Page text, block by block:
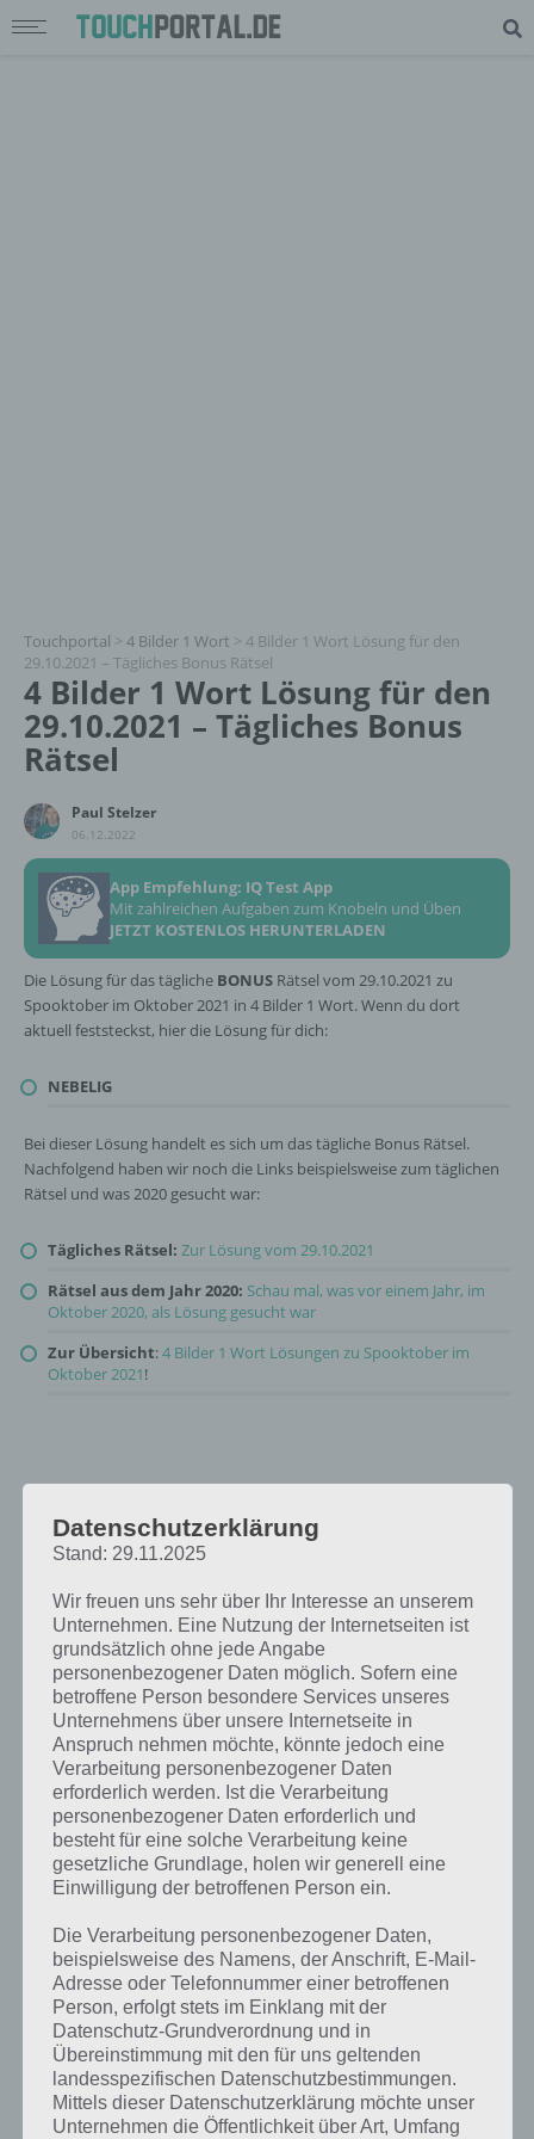
Touchportal > 4 Bilder 1 Wort > 4 Bilder 1 Wort Lösung für den
29.10.2021 – Tägliches Bonus Rätsel
4 Bilder 1 Wort Lösung für den
29.10.2021 – Tägliches Bonus
Rätsel
Paul Stelzer
06.12.2022
App Empfehlung: IQ Test App
Mit zahlreichen Aufgaben zum Knobeln und Üben
JETZT KOSTENLOS HERUNTERLADEN
Die Lösung für das tägliche BONUS Rätsel vom 29.10.2021 zu
Spooktober im Oktober 2021 in 4 Bilder 1 Wort. Wenn du dort
aktuell feststeckst, hier die Lösung für dich:
NEBELIG
Bei dieser Lösung handelt es sich um das tägliche Bonus Rätsel.
Nachfolgend haben wir noch die Links beispielsweise zum täglichen
Rätsel und was 2020 gesucht war:
Tägliches Rätsel: Zur Lösung vom 29.10.2021
Rätsel aus dem Jahr 2020: Schau mal, was vor einem Jahr, im
Oktober 2020, als Lösung gesucht war
Zur Übersicht:4 Bilder 1 Wort Lösungen zu Spooktober im
Oktober 2021!
Kurze Begriffserklärung zur Lösung
Nebelig
Nebelig ist die Lösung für das tägliche Bonus Rätsel am 29.10.2021 in
4 Bilder 1 Wort, doch welche Bedeutung hat dieses eigentlich und
Datenschutzerklärung
Stand: 29.11.2025
Wir freuen uns sehr über Ihr Interesse an unserem
Unternehmen. Eine Nutzung der Internetseiten ist
grundsätzlich ohne jede Angabe
personenbezogener Daten möglich. Sofern eine
betroffene Person besondere Services unseres
Unternehmens über unsere Internetseite in
Anspruch nehmen möchte, könnte jedoch eine
Verarbeitung personenbezogener Daten
erforderlich werden. Ist die Verarbeitung
personenbezogener Daten erforderlich und
besteht für eine solche Verarbeitung keine
gesetzliche Grundlage, holen wir generell eine
Einwilligung der betroffenen Person ein.
Die Verarbeitung personenbezogener Daten,
beispielsweise des Namens, der Anschrift, E-Mail-
Adresse oder Telefonnummer einer betroffenen
Person, erfolgt stets im Einklang mit der
Datenschutz-Grundverordnung und in
Übereinstimmung mit den für uns geltenden
landesspezifischen Datenschutzbestimmungen.
Mittels dieser Datenschutzerklärung möchte unser
Unternehmen die Öffentlichkeit über Art, Umfang